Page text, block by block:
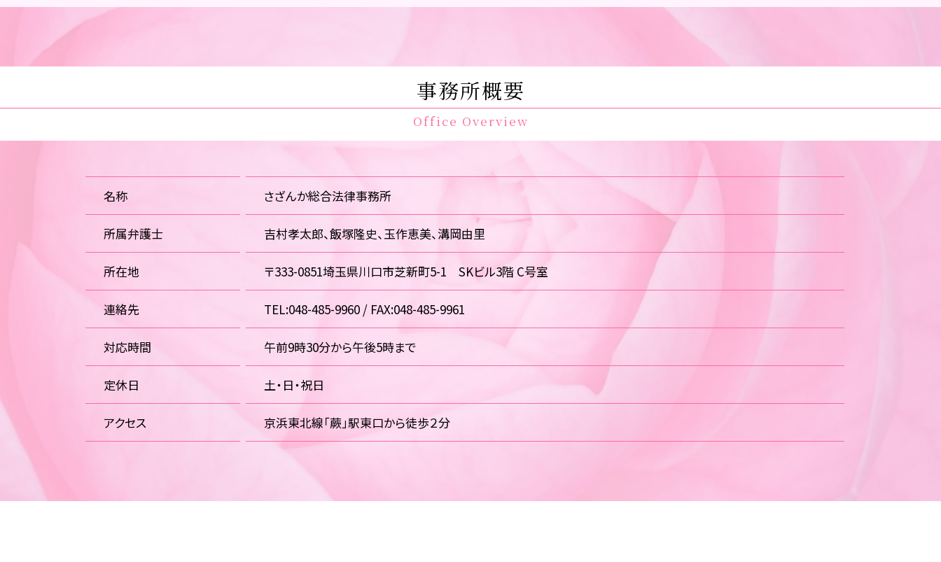
事務所概要
Office Overview
名称 さざんか総合法律事務所
所属弁護士 吉村孝太郎、飯塚隆史、玉作恵美、溝岡由里
所在地 〒333-0851埼玉県川口市芝新町5-1 SKビル3階 C号室
連絡先 TEL:048-485-9960 / FAX:048-485-9961
対応時間 午前9時30分から午後5時まで
定休日 土・日・祝日
アクセス 京浜東北線「蕨」駅東口から徒歩２分